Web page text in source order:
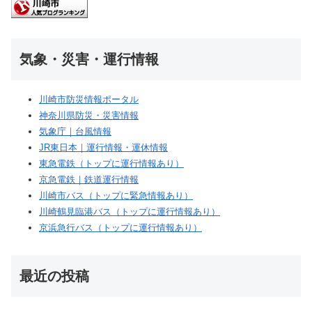
気象・災害・運行情報
川崎市防災情報ポータル
神奈川県防災・災害情報
気象庁｜台風情報
JR東日本｜運行情報・運休情報
東急電鉄（トップに運行情報あり）
京急電鉄｜鉄道運行情報
川崎市バス（トップに緊急情報あり）
川崎鶴見臨港バス（トップに運行情報あり）
京浜急行バス（トップに運行情報あり）
最近の投稿